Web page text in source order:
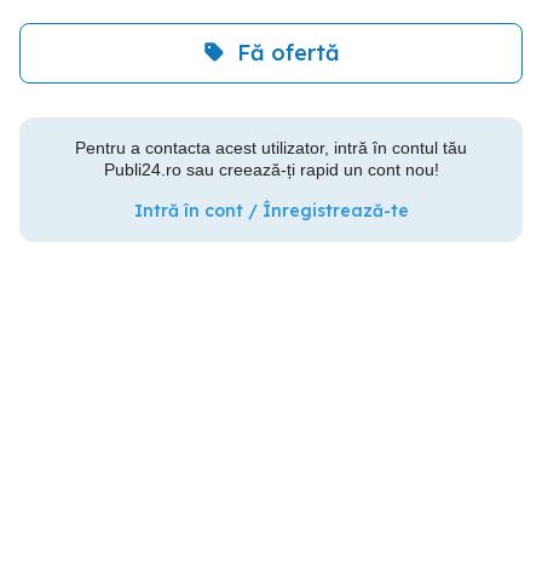
Fă ofertă
Pentru a contacta acest utilizator, intră în contul tău
Publi24.ro sau creează-ți rapid un cont nou!
Intră în cont / Înregistrează-te